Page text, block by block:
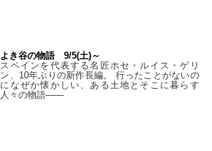
よき谷の物語 9/5(土)～
スペインを代表する名匠ホセ・ルイス・ゲリ
ン、10年ぶりの新作長編。 行ったことがないの
になぜか懐かしい、ある土地とそこに暮らす
人々の物語――